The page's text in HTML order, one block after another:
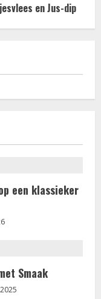
en Jus-dip
een klassieker
Smaak